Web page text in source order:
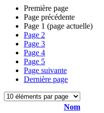
Première page
Page précédente
Page 1 (page actuelle)
Page 2
Page 3
Page 4
Page 5
Page suivante
Dernière page
Nom